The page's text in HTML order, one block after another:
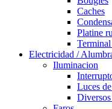
Caches
Platine
Electricidad /
Iluminacion
Luces